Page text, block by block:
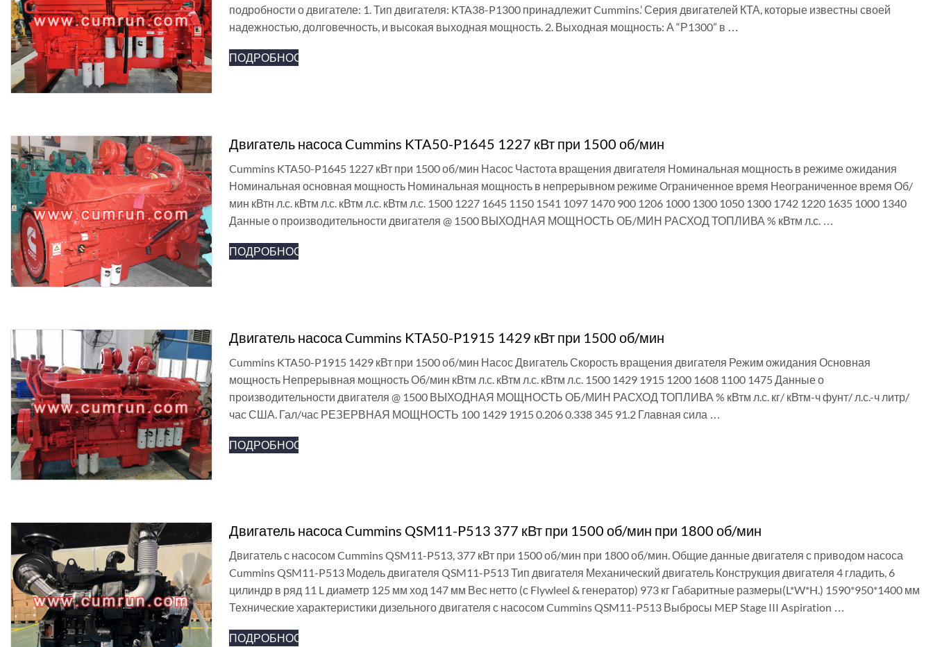
подробности о двигателе: 1. Тип двигателя: KTA38-P1300 принадлежит Cummins.’ Серия двигателей КТА, которые известны своей
надежностью, долговечность, и высокая выходная мощность. 2. Выходная мощность: А “Р1300” в …
ПОДРОБНОСТИ
Двигатель насоса Cummins KTA50-P1645 1227 кВт при 1500 об/мин
Cummins KTA50-P1645 1227 кВт при 1500 об/мин Насос Частота вращения двигателя Номинальная мощность в режиме ожидания
Номинальная основная мощность Номинальная мощность в непрерывном режиме Ограниченное время Неограниченное время Об/
мин кВтн л.с. кВтм л.с. кВтм л.с. кВтм л.с. 1500 1227 1645 1150 1541 1097 1470 900 1206 1000 1300 1050 1300 1742 1220 1635 1000 1340
Данные о производительности двигателя @ 1500 ВЫХОДНАЯ МОЩНОСТЬ ОБ/МИН РАСХОД ТОПЛИВА % кВтм л.с. …
ПОДРОБНОСТИ
Двигатель насоса Cummins KTA50-P1915 1429 кВт при 1500 об/мин
Cummins KTA50-P1915 1429 кВт при 1500 об/мин Насос Двигатель Скорость вращения двигателя Режим ожидания Основная
мощность Непрерывная мощность Об/мин кВтм л.с. кВтм л.с. кВтм л.с. 1500 1429 1915 1200 1608 1100 1475 Данные о
производительности двигателя @ 1500 ВЫХОДНАЯ МОЩНОСТЬ ОБ/МИН РАСХОД ТОПЛИВА % кВтм л.с. кг/ кВтм-ч фунт/ л.с.-ч литр/
час США. Гал/час РЕЗЕРВНАЯ МОЩНОСТЬ 100 1429 1915 0.206 0.338 345 91.2 Главная сила …
ПОДРОБНОСТИ
Двигатель насоса Cummins QSM11-P513 377 кВт при 1500 об/мин при 1800 об/мин
Двигатель с насосом Cummins QSM11-P513, 377 кВт при 1500 об/мин при 1800 об/мин. Общие данные двигателя с приводом насоса
Cummins QSM11-P513 Модель двигателя QSM11-P513 Тип двигателя Механический двигатель Конструкция двигателя 4 гладить, 6
цилиндр в ряд 11 L диаметр 125 мм ход 147 мм Вес нетто (с Flywleel & генератор) 973 кг Габаритные размеры(L*W*H.) 1590*950*1400 мм
Технические характеристики дизельного двигателя с насосом Cummins QSM11-P513 Выбросы MEP Stage III Aspiration …
ПОДРОБНОСТИ